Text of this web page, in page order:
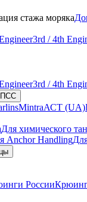
стажа моряка
3rd / 4th
3rd / 4th
MintraАСТ (UA)
Для химического
Anchor Handling
России